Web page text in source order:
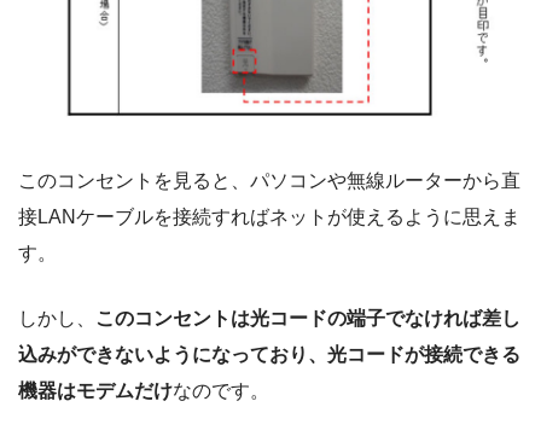
このコンセントを見ると、パソコンや無線ルーターから直
接LANケーブルを接続すればネットが使えるように思えま
す。
しかし、
このコンセントは光コードの端子でなければ差し
込みができないようになっており、光コードが接続できる
機器はモデムだけなのです。